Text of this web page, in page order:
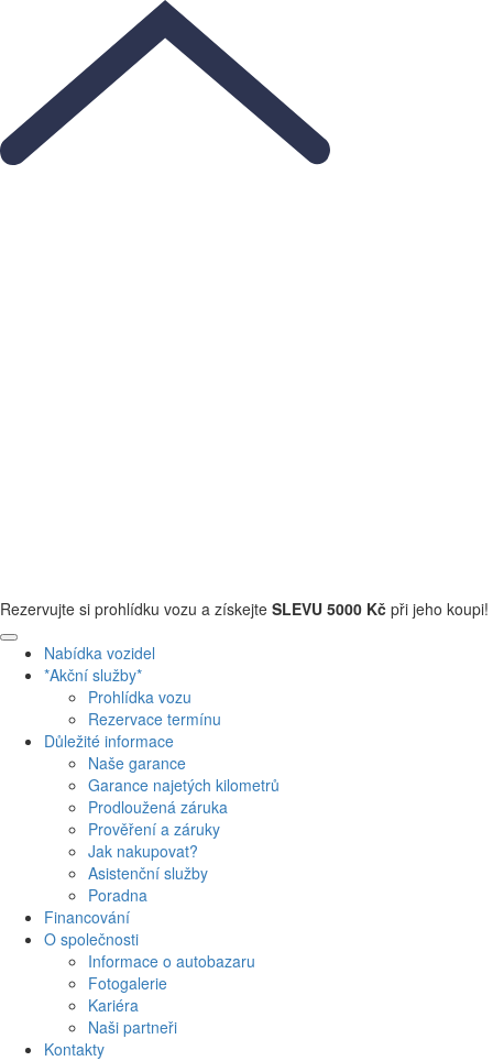
Rezervujte si prohlídku vozu a získejte SLEVU 5000 Kč při jeho koupi!
Nabídka vozidel
*Akční služby*
Prohlídka vozu
Rezervace termínu
Důležité informace
Naše garance
Garance najetých kilometrů
Prodloužená záruka
Prověření a záruky
Jak nakupovat?
Asistenční služby
Poradna
Financování
O společnosti
Informace o autobazaru
Fotogalerie
Kariéra
Naši partneři
Kontakty